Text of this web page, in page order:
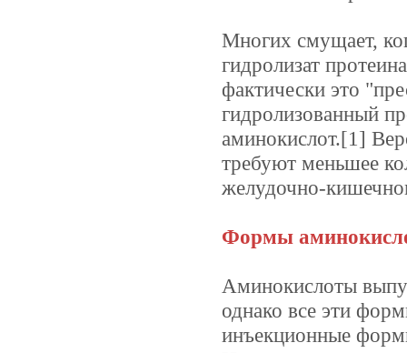
Многих смущает,
гидролизат
фактически это
гидролизованный
аминокислот.[1]
требуют меньшее
желудочно-
Формы
Аминокислоты
однако все эти
инъекционные